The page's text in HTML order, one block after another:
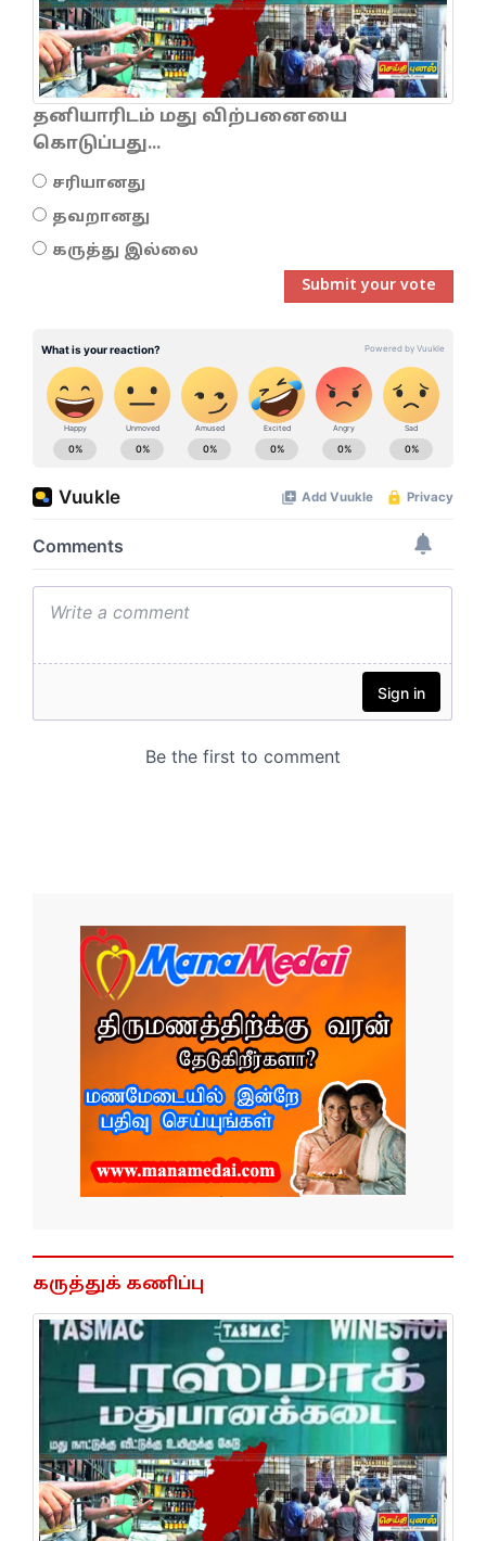
தனியாரிடம் மது விற்பனையை
கொடுப்பது...
சரியானது
தவறானது
கருத்து இல்லை
Submit your vote
கருத்துக் கணிப்பு